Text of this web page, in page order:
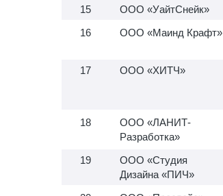
ООО «УайтСнейк»
ООО «Маинд Крафт»
ООО «ХИТЧ»
ООО «ЛАНИТ-
Разработка»
ООО «Студия
Дизайна «ПИЧ»